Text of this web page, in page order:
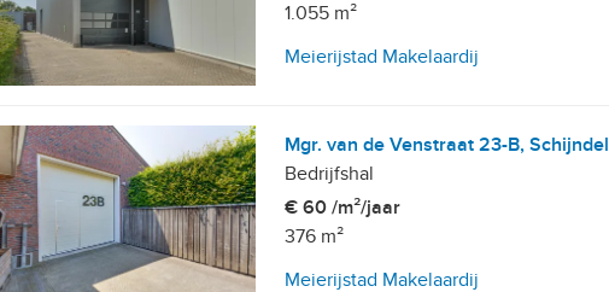
1.055 m²
Meierijstad Makelaardij
Mgr. van de Venstraat 23-B, Schijndel
Bedrijfshal
€ 60 /m²/jaar
376 m²
Meierijstad Makelaardij